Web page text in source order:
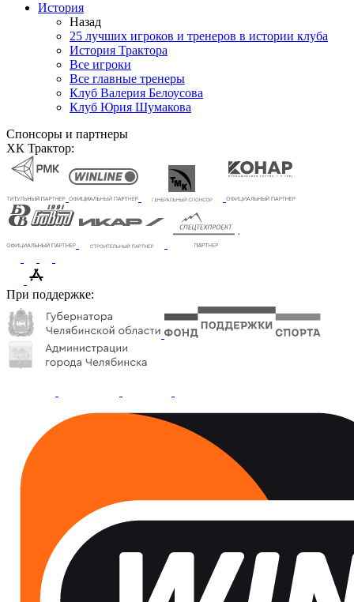
История
Назад
25 лучших игроков и тренеров в истории клуба
История Трактора
Все игроки
Все главные тренеры
Клуб Валерия Белоусова
Клуб Юрия Шумакова
Спонсоры и партнеры
ХК Трактор:
При поддержке: